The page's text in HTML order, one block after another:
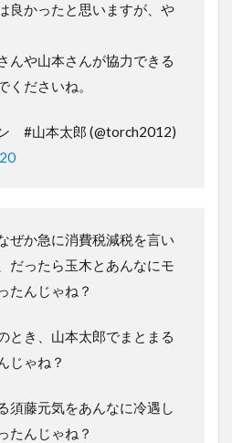
良かったと思いますが、や
んや山本さんが協力できる
くださいね。
#山本太郎 (@torch2012)
ぜか急に消費税減税を言い
だったら玉木とあんなにモ
たんじゃね？
とき、山本太郎でまとまる
じゃね？
須藤元気をあんなに冷遇し
たんじゃね？